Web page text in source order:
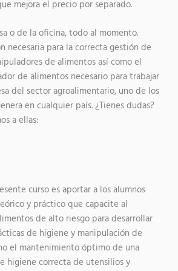
mejora el precio por separado.
o de la oficina, todo al momento.
necesaria para la correcta gestión de
de alimentos así como el
de alimentos necesario para trabajar
del sector agroalimentario, uno de los
en cualquier país. ¿Tienes dudas?
a ellas:
curso es aportar a los alumnos
y práctico que capacite al
de alto riesgo para desarrollar
de higiene y manipulación de
el mantenimiento óptimo de una
higiene correcta de utensilios y